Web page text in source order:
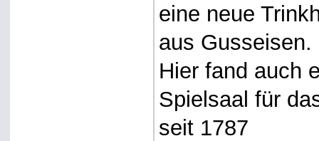
eine neue
aus Gusseisen.
Hier fand auch
Spielsaal für
seit 1787